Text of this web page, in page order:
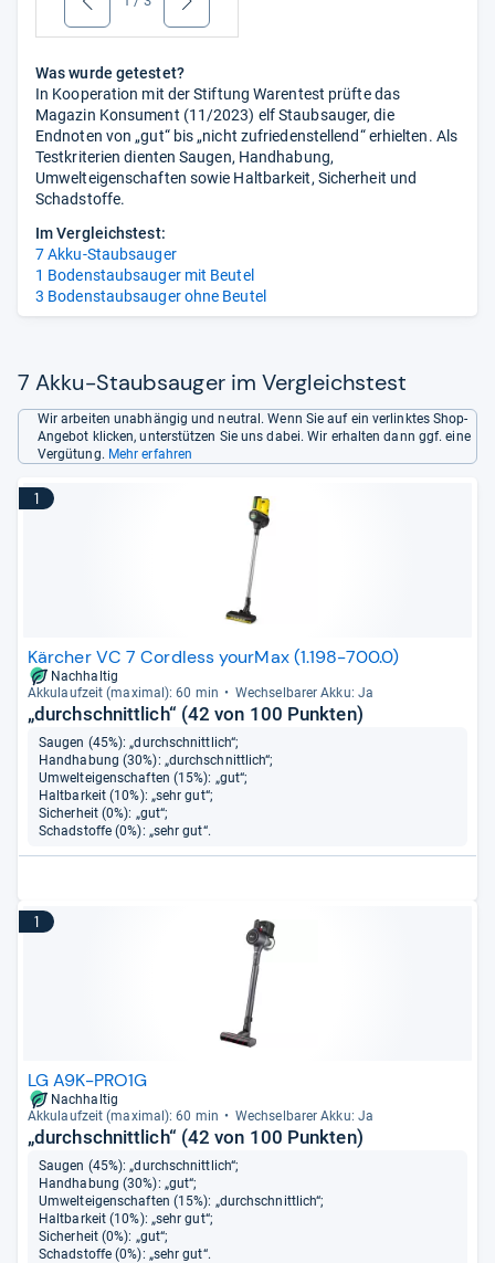
Was wurde getestet?
In Kooperation mit der Stiftung Warentest prüfte das
Magazin Konsument (11/2023) elf Staubsauger, die
Endnoten von „gut“ bis „nicht zufriedenstellend“ erhielten. Als
Testkriterien dienten Saugen, Handhabung,
Umwelteigenschaften sowie Haltbarkeit, Sicherheit und
Schadstoffe.
Im Vergleichstest:
7 Akku-Staubsauger
1 Bodenstaubsauger mit Beutel
3 Bodenstaubsauger ohne Beutel
7 Akku-Staubsauger im Vergleichstest
Wir arbeiten unabhängig und neutral. Wenn Sie auf ein verlinktes Shop-
Angebot klicken, unterstützen Sie uns dabei. Wir erhalten dann ggf. eine
Vergütung. Mehr erfahren
1
Kärcher VC 7 Cordless yourMax (1.198-700.0)
Nachhaltig
Akku­lauf­zeit (maxi­mal): 60 min
Wech­sel­ba­rer Akku: Ja
„durchschnittlich“ (42 von 100 Punkten)
Saugen (45%): „durchschnittlich“;
Handhabung (30%): „durchschnittlich“;
Umwelteigenschaften (15%): „gut“;
Haltbarkeit (10%): „sehr gut“;
Sicherheit (0%): „gut“;
Schadstoffe (0%): „sehr gut“.
1
LG A9K-PRO1G
Nachhaltig
Akku­lauf­zeit (maxi­mal): 60 min
Wech­sel­ba­rer Akku: Ja
„durchschnittlich“ (42 von 100 Punkten)
Saugen (45%): „durchschnittlich“;
Handhabung (30%): „gut“;
Umwelteigenschaften (15%): „durchschnittlich“;
Haltbarkeit (10%): „sehr gut“;
Sicherheit (0%): „gut“;
Schadstoffe (0%): „sehr gut“.